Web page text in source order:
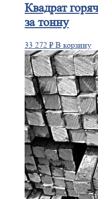
Квадрат
за тонну
33 272 ₽ В корзину